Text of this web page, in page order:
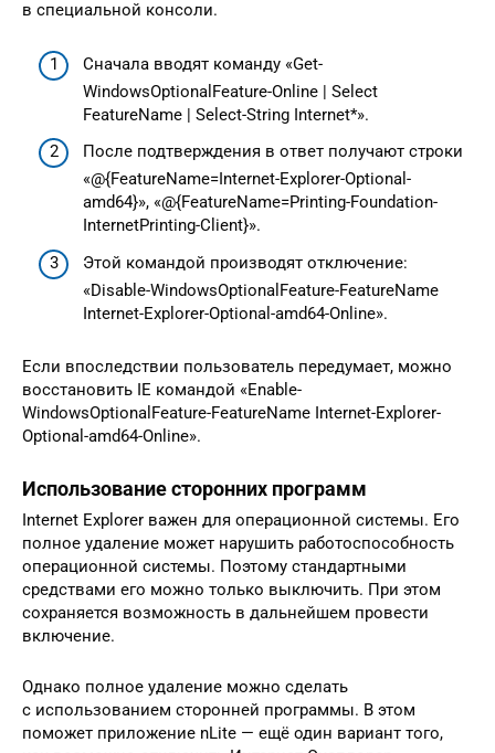
в специальной консоли.
Сначала вводят команду «Get-
WindowsOptionalFeature-Online | Select
FeatureName | Select-String Internet*».
После подтверждения в ответ получают строки
«@{FeatureName=Internet-Explorer-Optional-
amd64}», «@{FeatureName=Printing-Foundation-
InternetPrinting-Client}».
Этой командой производят отключение:
«Disable-WindowsOptionalFeature-FeatureName
Internet-Explorer-Optional-amd64-Online».
Если впоследствии пользователь передумает, можно
восстановить IE командой «Enable-
WindowsOptionalFeature-FeatureName Internet-Explorer-
Optional-amd64-Online».
Использование сторонних программ
Internet Explorer важен для операционной системы. Его
полное удаление может нарушить работоспособность
операционной системы. Поэтому стандартными
средствами его можно только выключить. При этом
сохраняется возможность в дальнейшем провести
включение.
Однако полное удаление можно сделать
с использованием сторонней программы. В этом
поможет приложение nLite — ещё один вариант того,